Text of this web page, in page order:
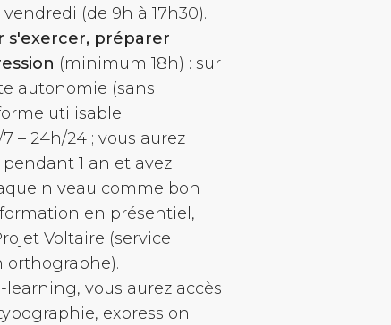
(de 9h à 17h30).
s'exercer, préparer
(minimum 18h) : sur
autonomie (sans
utilisable
– 24h/24 ; vous aurez
1 an et avez
niveau comme bon
en présentiel,
Voltaire (service
orthographe).
learning, vous aurez accès
expression